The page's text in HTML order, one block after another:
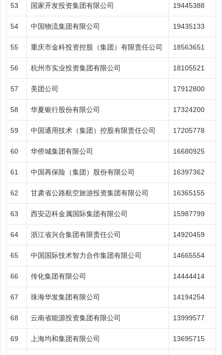
53 国家开发投资集团有限公司 19445388
54 中国物流集团有限公司 19435133
55 重庆市金科投资控股（集团）有限责任公司 18563651
56 杭州市实业投资集团有限公司 18105521
57 美团公司 17912800
58 华夏银行股份有限公司 17324200
59 中国通用技术（集团）控股有限责任公司 17205778
60 华侨城集团有限公司 16680925
61 中国再保险（集团）股份有限公司 16397362
62 甘肃省公路航空旅游投资集团有限公司 16365155
63 西安迈科金属国际集团有限公司 15987799
64 浙江省兴合集团有限责任公司 14920459
65 中国国际技术智力合作集团有限公司 14665554
66 传化集团有限公司 14444414
67 珠海华发集团有限公司 14194254
68 云南省能源投资集团有限公司 13999577
69 上海均和集团有限公司 13695715